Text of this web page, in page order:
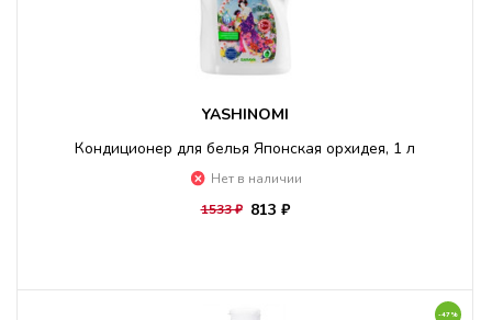
YASHINOMI
Кондиционер для белья Японская орхидея, 1 л
Нет в наличии
1533 ₽ 813 ₽
-47%